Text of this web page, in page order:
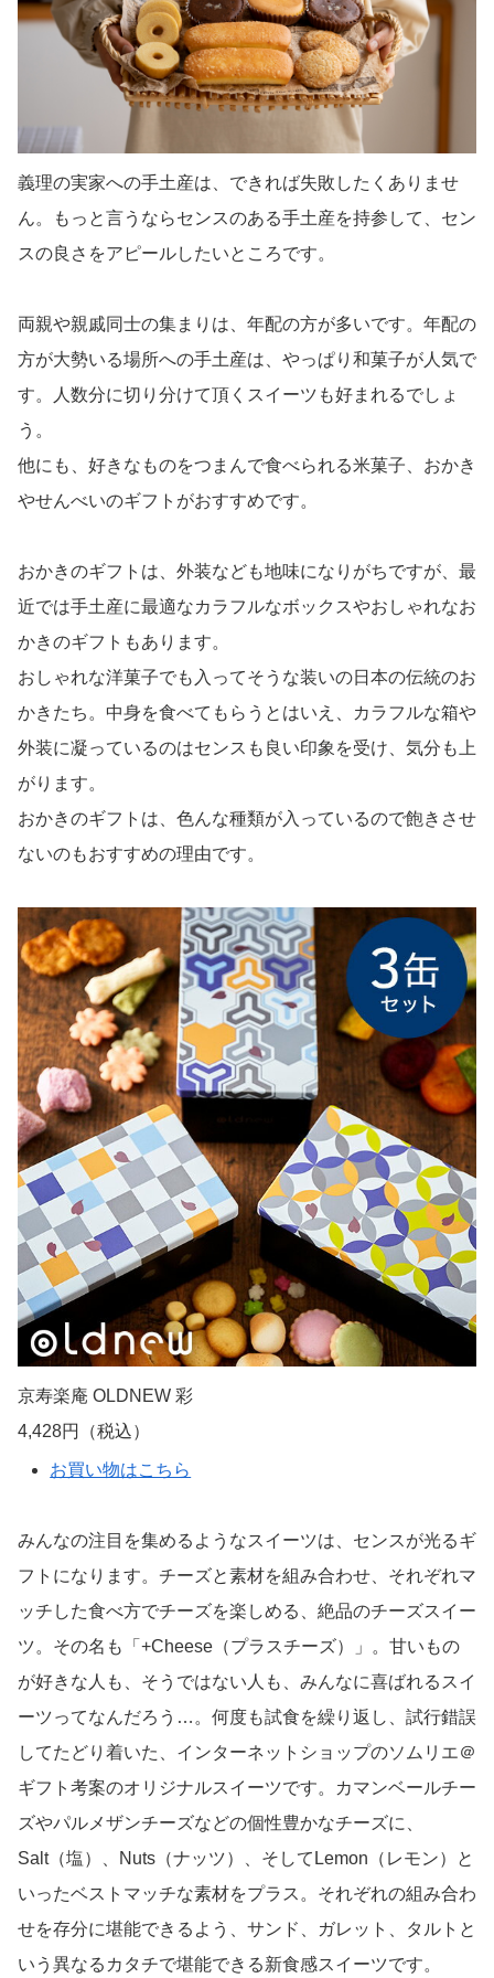
義理の実家への手土産は、できれば失敗したくありませ
ん。もっと言うならセンスのある手土産を持参して、セン
スの良さをアピールしたいところです。
両親や親戚同士の集まりは、年配の方が多いです。年配の
方が大勢いる場所への手土産は、やっぱり和菓子が人気で
す。人数分に切り分けて頂くスイーツも好まれるでしょ
う。
他にも、好きなものをつまんで食べられる米菓子、おかき
やせんべいのギフトがおすすめです。
おかきのギフトは、外装なども地味になりがちですが、最
近では手土産に最適なカラフルなボックスやおしゃれなお
かきのギフトもあります。
おしゃれな洋菓子でも入ってそうな装いの日本の伝統のお
かきたち。中身を食べてもらうとはいえ、カラフルな箱や
外装に凝っているのはセンスも良い印象を受け、気分も上
がります。
おかきのギフトは、色んな種類が入っているので飽きさせ
ないのもおすすめの理由です。
京寿楽庵 OLDNEW 彩
4,428円（税込）
お買い物はこちら
みんなの注目を集めるようなスイーツは、センスが光るギ
フトになります。チーズと素材を組み合わせ、それぞれマ
ッチした食べ方でチーズを楽しめる、絶品のチーズスイー
ツ。その名も「+Cheese（プラスチーズ）」。甘いもの
が好きな人も、そうではない人も、みんなに喜ばれるスイ
ーツってなんだろう…。何度も試食を繰り返し、試行錯誤
してたどり着いた、インターネットショップのソムリエ＠
ギフト考案のオリジナルスイーツです。カマンベールチー
ズやパルメザンチーズなどの個性豊かなチーズに、
Salt（塩）、Nuts（ナッツ）、そしてLemon（レモン）と
いったベストマッチな素材をプラス。それぞれの組み合わ
せを存分に堪能できるよう、サンド、ガレット、タルトと
いう異なるカタチで堪能できる新食感スイーツです。